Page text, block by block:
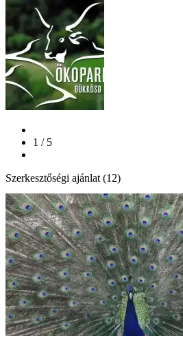
1 / 5
Szerkesztőségi ajánlat (12)